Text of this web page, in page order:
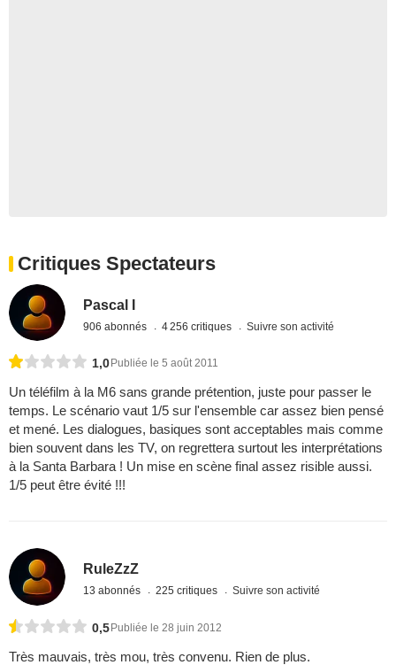
Critiques Spectateurs
Pascal I
906 abonnés 4 256 critiques Suivre son activité
1,0 Publiée le 5 août 2011
Un téléfilm à la M6 sans grande prétention, juste pour passer le
temps. Le scénario vaut 1/5 sur l'ensemble car assez bien pensé
et mené. Les dialogues, basiques sont acceptables mais comme
bien souvent dans les TV, on regrettera surtout les interprétations
à la Santa Barbara ! Un mise en scène final assez risible aussi.
1/5 peut être évité !!!
RuleZzZ
13 abonnés 225 critiques Suivre son activité
0,5Publiée le 28 juin 2012
Très mauvais, très mou, très convenu. Rien de plus.